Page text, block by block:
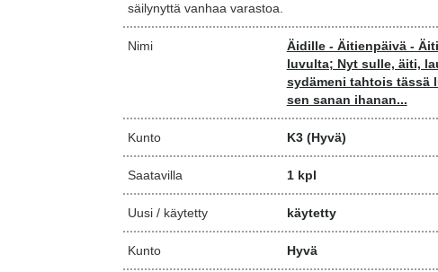
säilynyttä vanhaa varastoa.
Nimi
Äidille - Äitienpäivä -
luvulta; Nyt sulle, äiti,
sydämeni tahtois tässä
sen sanan ihanan...
Kunto K3 (Hyvä)
Saatavilla 1 kpl
Uusi / käytetty käytetty
Kunto Hyvä